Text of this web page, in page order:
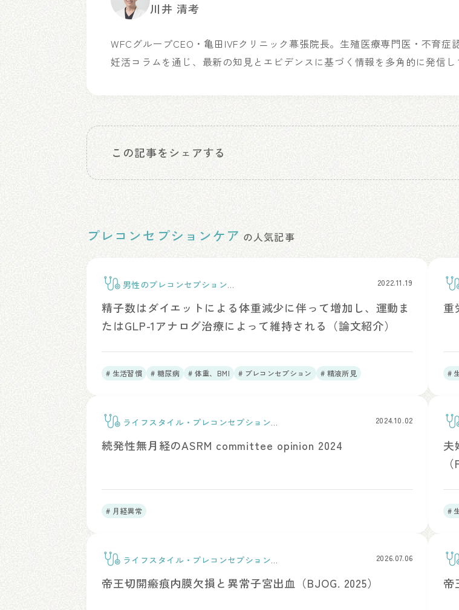
川井 清考
WFCグループCEO・亀田IVFクリニック幕張院長。生殖医療専門医・不育症
妊活コラムを通じ、最新の知見とエビデンスに基づく情報を多角的に発信し
この記事をシェアする
プレコンセプションケア の人気記事
男性のプレコンセプションケ
2022.11.19
精子数はダイエットによる体重減少に伴って増加し、運動ま
たはGLP-1アナログ治療によって維持される（論文紹介）
# 生活習慣 # 糖尿病 # 体重、BMI # プレコンセプション # 精液所見
重
#
ライフスタイル・プレコンセプションケ
2024.10.02
続発性無月経のASRM committee opinion 2024
# 月経異常
夫
#
ライフスタイル・プレコンセプションケ
2026.07.06
帝王切開瘢痕内膜欠損と異常子宮出血（BJOG. 2025） 帝